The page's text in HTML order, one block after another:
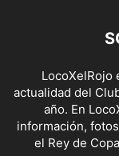
LocoXelRojo
actualidad del
año. En
información,
el Rey de